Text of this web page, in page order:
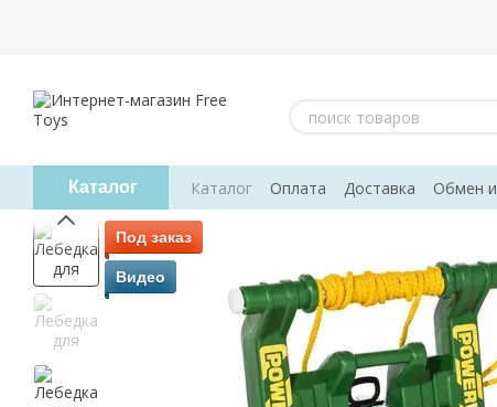
Каталог Каталог Оплата Доставка Обмен
Пользовательское соглашение
Под заказ
Видео